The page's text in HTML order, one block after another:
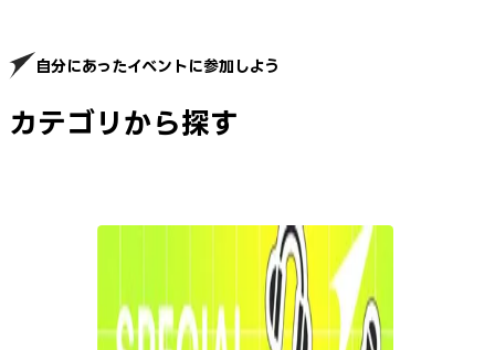
自分にあったイベントに参加しよう
カテゴリから探す